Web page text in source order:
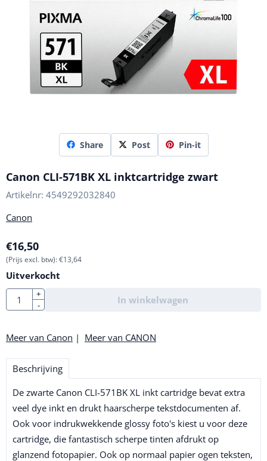
Share Post Pin-it
Canon CLI-571BK XL inktcartridge zwart
Artikelnr: 4549292032840
Canon
€16,50
(Prijs excl. btw):€13,64
Uitverkocht
Aantal
+
-
In winkelwagen
Meer van Canon | Meer van CANON
Beschrijving
De zwarte Canon CLI-571BK XL inkt cartridge bevat extra
veel dye inkt en drukt haarscherpe tekstdocumenten af.
Ook voor indrukwekkende glossy foto's kiest u voor deze
cartridge, die fantastisch scherpe tinten afdrukt op
glanzend fotopapier. Ook op normaal papier ogen teksten,